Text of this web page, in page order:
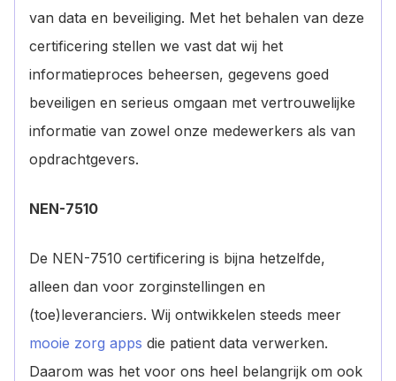
van data en beveiliging. Met het behalen van deze
certificering stellen we vast dat wij het
informatieproces beheersen, gegevens goed
beveiligen en serieus omgaan met vertrouwelijke
informatie van zowel onze medewerkers als van
opdrachtgevers.
NEN-7510
De NEN-7510 certificering is bijna hetzelfde,
alleen dan voor zorginstellingen en
(toe)leveranciers. Wij ontwikkelen steeds meer
mooie zorg apps die patient data verwerken.
Daarom was het voor ons heel belangrijk om ook